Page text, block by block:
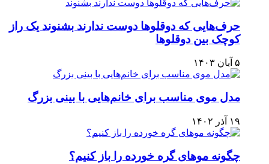
حرف‌هایی که دوقلوها دوست ندارند بشنوند یک راز
کوچک بین دوقلوها
۵ آبان ۱۴۰۳
مدل موی مناسب برای خانم‌هایی با بینی بزرگ
۱۹ آذر ۱۴۰۲
چگونه موهای گره خورده را باز کنیم؟